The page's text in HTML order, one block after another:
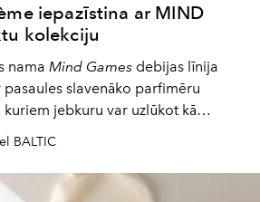
iepazīstina ar MIND
kolekciju
nama Mind Games debijas līnija
pasaules slavenāko parfimēru
jebkuru var uzlūkot kā
tiecas pēc augstākiem
BALTIC